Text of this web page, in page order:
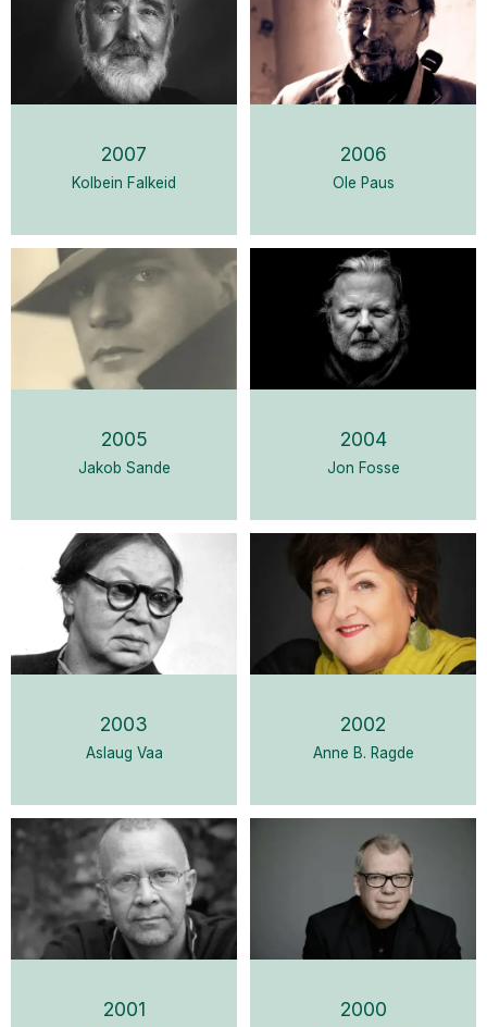
2007
Kolbein Falkeid
2006
Ole Paus
2005
Jakob Sande
2004
Jon Fosse
2003
Aslaug Vaa
2002
Anne B. Ragde
2001 2000